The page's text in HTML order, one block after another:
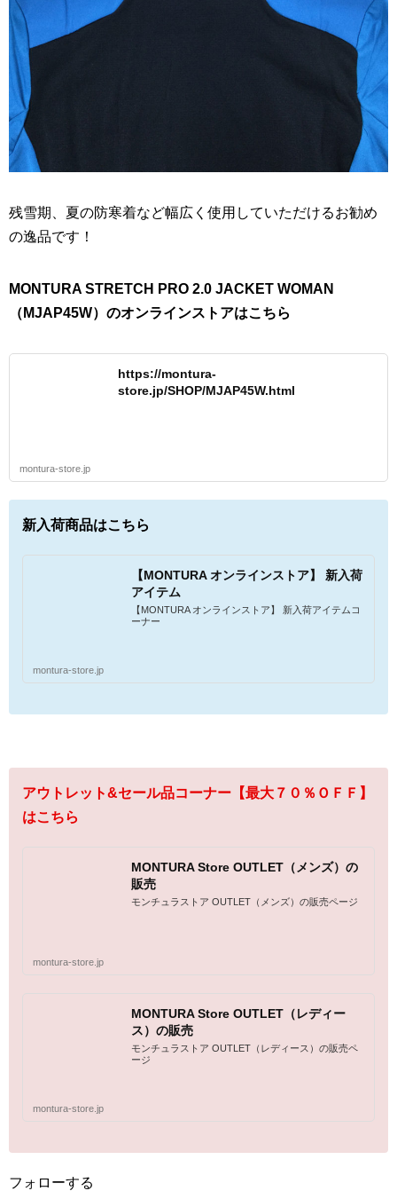
残雪期、夏の防寒着など幅広く使用していただけるお勧め
の逸品です！
MONTURA STRETCH PRO 2.0 JACKET WOMAN
（MJAP45W）のオンラインストアはこちら
https://montura-
store.jp/SHOP/MJAP45W.html
montura-store.jp
新入荷商品はこちら
【MONTURA オンラインストア】 新入荷
アイテム
【MONTURA オンラインストア】 新入荷アイテムコ
ーナー
montura-store.jp
アウトレット&セール品コーナー【最大７０％ＯＦＦ】
はこちら
MONTURA Store OUTLET（メンズ）の
販売
モンチュラストア OUTLET（メンズ）の販売ページ
montura-store.jp
MONTURA Store OUTLET（レディー
ス）の販売
モンチュラストア OUTLET（レディース）の販売ペ
ージ
montura-store.jp
フォローする